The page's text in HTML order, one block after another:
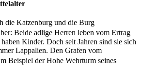
die Katzenburg und die Burg
Beide adlige Herren leben vom Ertrag
Kinder. Doch seit Jahren sind sie sich
Lappalien. Den Grafen vom
der Hohe Wehrturm seines